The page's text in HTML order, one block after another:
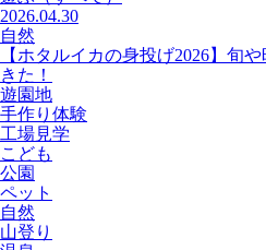
2026.04.30
自然
【ホタルイカの身投げ2026】旬
きた！
遊園地
手作り体験
工場見学
こども
公園
ペット
自然
山登り